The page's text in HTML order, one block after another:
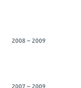
2008 – 2009